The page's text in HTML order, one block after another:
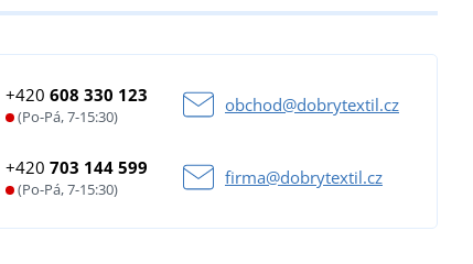
+420608 330 123
(Po-Pá, 7-15:30)
obchod@dobrytextil.cz
+420703 144 599
(Po-Pá, 7-15:30)
firma@dobrytextil.cz